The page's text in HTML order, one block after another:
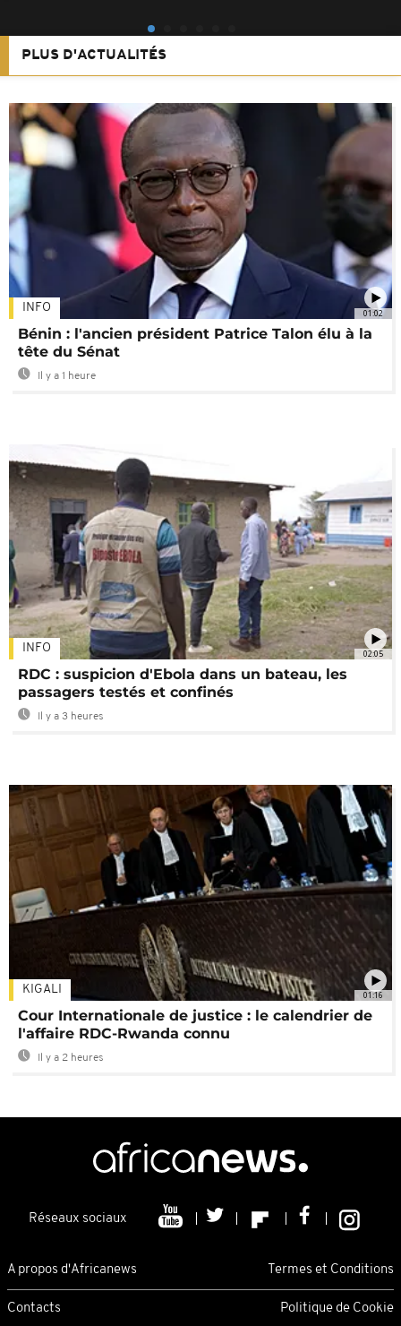
PLUS D'ACTUALITÉS
01:02
INFO
Bénin : l'ancien président Patrice Talon élu à la
tête du Sénat
Il y a 1 heure
02:05
INFO
RDC : suspicion d'Ebola dans un bateau, les
passagers testés et confinés
Il y a 3 heures
01:16
KIGALI
Cour Internationale de justice : le calendrier de
l'affaire RDC-Rwanda connu
Il y a 2 heures
Réseaux sociaux
A propos d'Africanews Termes et Conditions
Contacts Politique de Cookie